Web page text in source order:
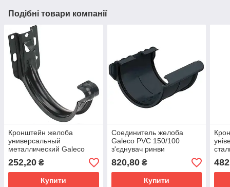
Подібні товари компанії
Кронштейн желоба
универсальный
металлический Galeco
ринви водостічної
універсальний металевий
RE110-_-HD----D
252,20 ₴
Купити
Соединитель желоба
Galeco PVC 150/100
з'єднувач ринви
водостічної RE150-_-LA----
G
820,80₴
Купити